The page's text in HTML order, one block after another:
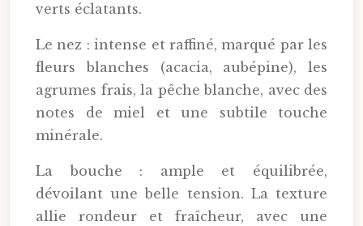
verts éclatants.
Le nez : intense et raffiné, marqué par les
fleurs blanches (acacia, aubépine), les
agrumes frais, la pêche blanche, avec des
notes de miel et une subtile touche
minérale.
La bouche : ample et équilibrée,
dévoilant une belle tension. La texture
allie rondeur et fraîcheur, avec une